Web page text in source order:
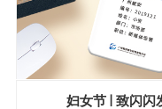
妇女节 | 致闪闪